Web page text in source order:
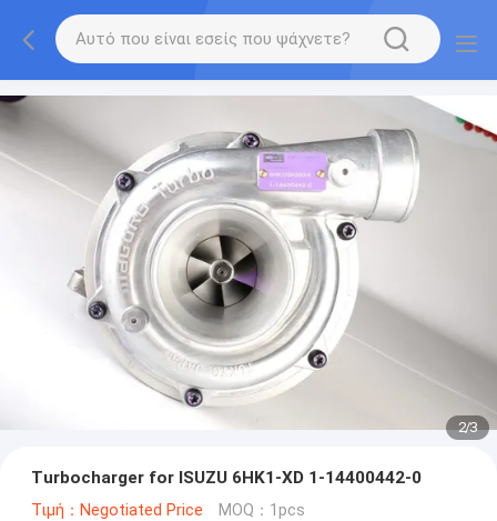
2/3
Turbocharger for ISUZU 6HK1-XD 1-14400442-0
Τιμή：Negotiated Price MOQ：1pcs